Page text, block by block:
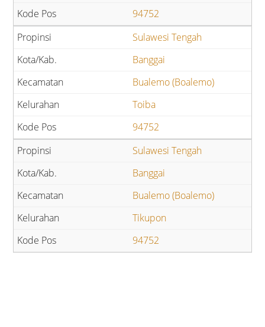
94752
Sulawesi Tengah
Banggai
Bualemo (Boalemo)
Toiba
94752
Sulawesi Tengah
Banggai
Bualemo (Boalemo)
Tikupon
94752